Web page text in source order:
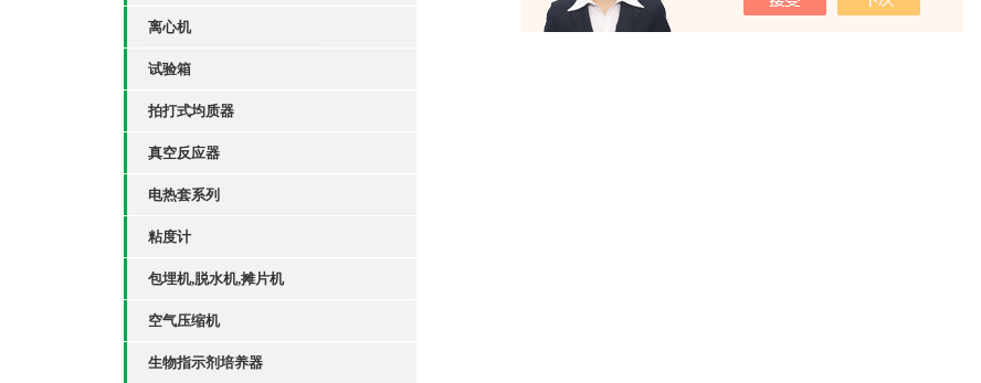
离心机
试验箱
拍打式均质器
真空反应器
电热套系列
粘度计
包埋机,脱水机,摊片机
空气压缩机
生物指示剂培养器